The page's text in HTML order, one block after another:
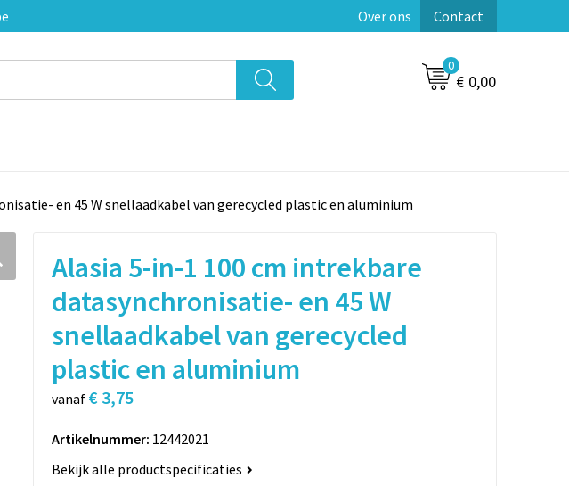
Over ons Contact
0
€ 0,00
en 45 W snellaadkabel van gerecycled plastic en aluminium
Alasia 5-in-1 100 cm intrekbare
datasynchronisatie- en 45 W
snellaadkabel van gerecycled
plastic en aluminium
vanaf € 3,75
Artikelnummer: 12442021
Bekijk alle productspecificaties